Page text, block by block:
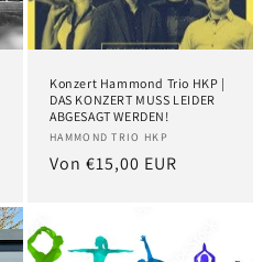
Konzert Hammond Trio HKP |
DAS KONZERT MUSS LEIDER
ABGESAGT WERDEN!
HAMMOND TRIO HKP
Von €15,00 EUR